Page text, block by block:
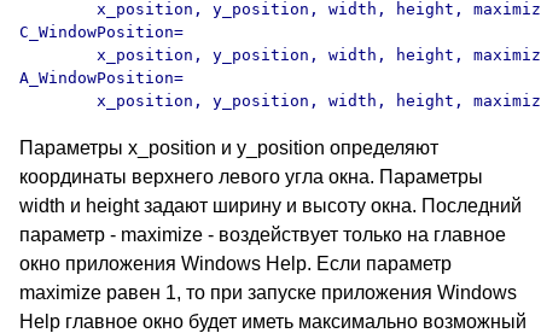
x_position, y_position, width, height,
C_WindowPosition=
x_position, y_position, width, height,
A_WindowPosition=
x_position, y_position, width, height,
Параметры x_position и y_position определяют
координаты верхнего левого угла окна. Параметры
width и height задают ширину и высоту окна. Последний
параметр - maximize - воздействует только на главное
окно приложения Windows Help. Если параметр
maximize равен 1, то при запуске приложения Windows
Help главное окно будет иметь максимально возможный